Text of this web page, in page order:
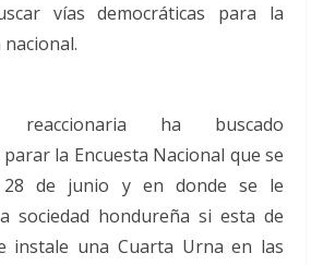
vías democráticas para la
reaccionaria ha buscado
la Encuesta Nacional que se
28 de junio y en donde se le
sociedad hondureña si esta de
instale una Cuarta Urna en las